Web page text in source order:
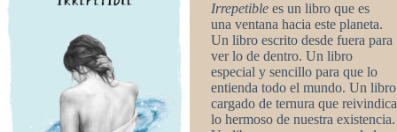
Irrepetible es un libro que es
una ventana hacia este planeta.
Un libro escrito desde fuera para
ver lo de dentro. Un libro
especial y sencillo para que lo
entienda todo el mundo. Un libro
cargado de ternura que reivindica
lo hermoso de nuestra existencia.